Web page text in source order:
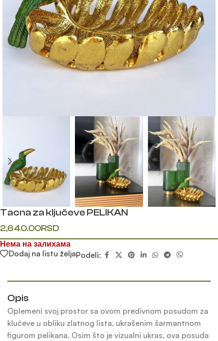
Tacna za ključeve PELIKAN
2,640.00RSD
Нема на залихама
Dodaj na listu željaPodeli:
Opis
Oplemeni svoj prostor sa ovom predivnom posudom za
klučeve u obliku zlatnog lista, ukrašenim šarmantnom
figurom pelikana. Osim što je vizualni ukras, ova posuda